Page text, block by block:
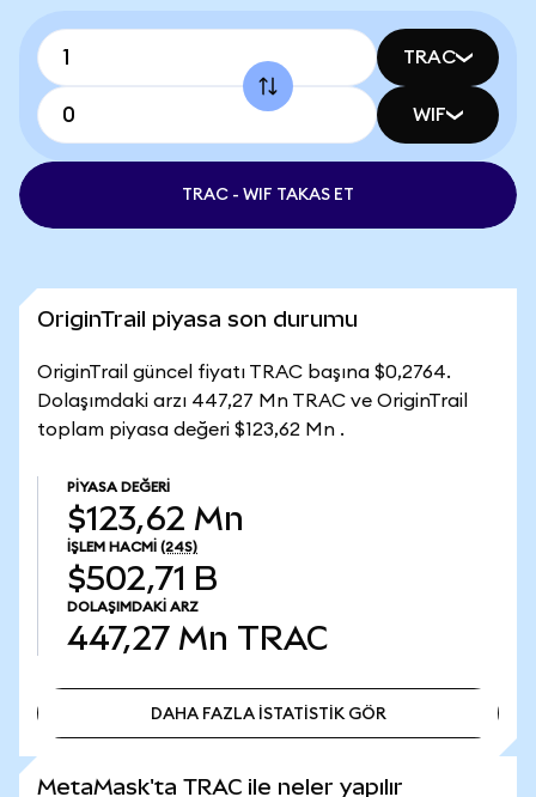
TRAC
WIF
TRAC - WIF TAKAS ET
OriginTrail piyasa son durumu
OriginTrail güncel fiyatı TRAC başına $0,2764.
Dolaşımdaki arzı 447,27 Mn TRAC ve OriginTrail
toplam piyasa değeri $123,62 Mn .
PIYASA DEĞERI
$123,62 Mn
İŞLEM HACMI (24S)
$502,71 B
DOLAŞIMDAKI ARZ
447,27 Mn TRAC
DAHA FAZLA İSTATİSTİK GÖR
MetaMask'ta TRAC ile neler yapılır